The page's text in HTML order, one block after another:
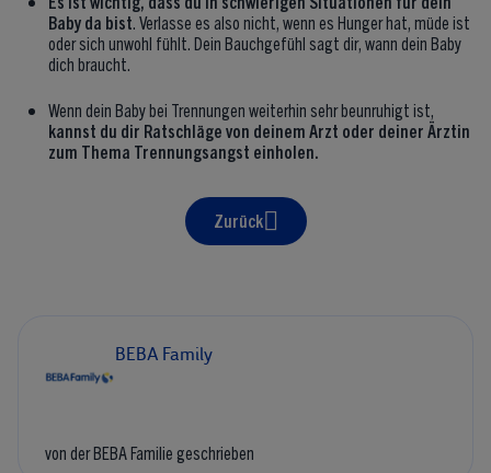
Baby da bist . Verlasse es also nicht, wenn es Hunger hat, müde ist
oder sich unwohl fühlt. Dein Bauchgefühl sagt dir, wann dein Baby
dich braucht.
Wenn dein Baby bei Trennungen weiterhin sehr beunruhigt ist,
kannst du dir Ratschläge von deinem Arzt oder deiner Ärztin
zum Thema Trennungsangst einholen.
Zurück
BEBA Family
von der BEBA Familie geschrieben